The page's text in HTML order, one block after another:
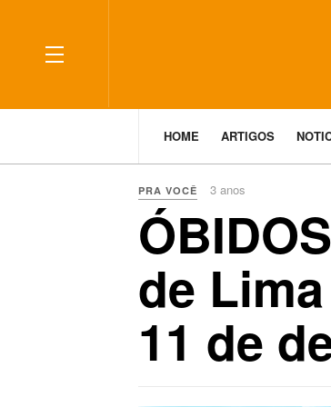
HOME ARTIGOS
PRA VOCÊ 3 anos
de
11 de